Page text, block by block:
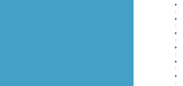
+
+
+
+
+
+